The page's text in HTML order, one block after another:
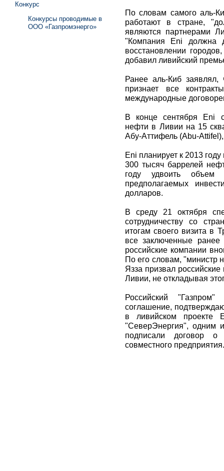
По словам самого аль-
работают в стране,
являются партнерами
"Компания Eni должна
восстановлении
добавил ливийский
Ранее аль-Киб заявлял,
признает все
международные
В конце сентября Eni
нефти в Ливии на 15
Абу-Аттифель (Abu-
Eni планирует к 2013
300 тысяч баррелей
году удвоить объем
предполагаемых
долларов.
В среду 21 октября
сотрудничеству со
итогам своего визита в
все заключенные ранее
российские компании
По его словам, "министр
Язза призвал
Ливии, не откладывая
Российский
соглашение,
в ливийском проекте
"СеверЭнергия", одним
подписали договор о
совместного предприятия.
Конкурс
Конкурсы проводимые в
ООО «Газпромэнерго»